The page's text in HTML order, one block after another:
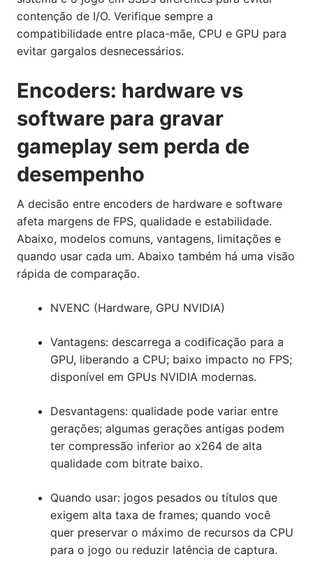
contenção de I/O. Verifique sempre a
compatibilidade entre placa-mãe, CPU e GPU para
evitar gargalos desnecessários.
Encoders: hardware vs
software para gravar
gameplay sem perda de
desempenho
A decisão entre encoders de hardware e software
afeta margens de FPS, qualidade e estabilidade.
Abaixo, modelos comuns, vantagens, limitações e
quando usar cada um. Abaixo também há uma visão
rápida de comparação.
NVENC (Hardware, GPU NVIDIA)
Vantagens: descarrega a codificação para a
GPU, liberando a CPU; baixo impacto no FPS;
disponível em GPUs NVIDIA modernas.
Desvantagens: qualidade pode variar entre
gerações; algumas gerações antigas podem
ter compressão inferior ao x264 de alta
qualidade com bitrate baixo.
Quando usar: jogos pesados ou títulos que
exigem alta taxa de frames; quando você
quer preservar o máximo de recursos da CPU
para o jogo ou reduzir latência de captura.